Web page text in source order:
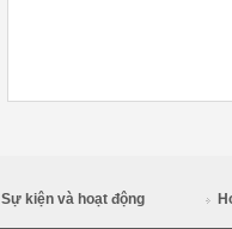
Sự kiện và hoạt động